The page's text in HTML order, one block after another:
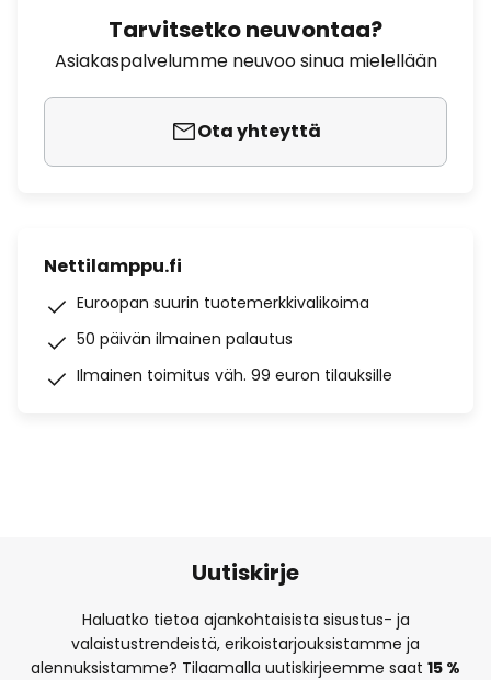
Tarvitsetko neuvontaa?
Asiakaspalvelumme neuvoo sinua mielellään
Ota yhteyttä
Nettilamppu.fi
Euroopan suurin tuotemerkkivalikoima
50 päivän ilmainen palautus
Ilmainen toimitus väh. 99 euron tilauksille
Uutiskirje
Haluatko tietoa ajankohtaisista sisustus- ja
valaistustrendeistä, erikoistarjouksistamme ja
alennuksistamme? Tilaamalla uutiskirjeemme saat 15 %